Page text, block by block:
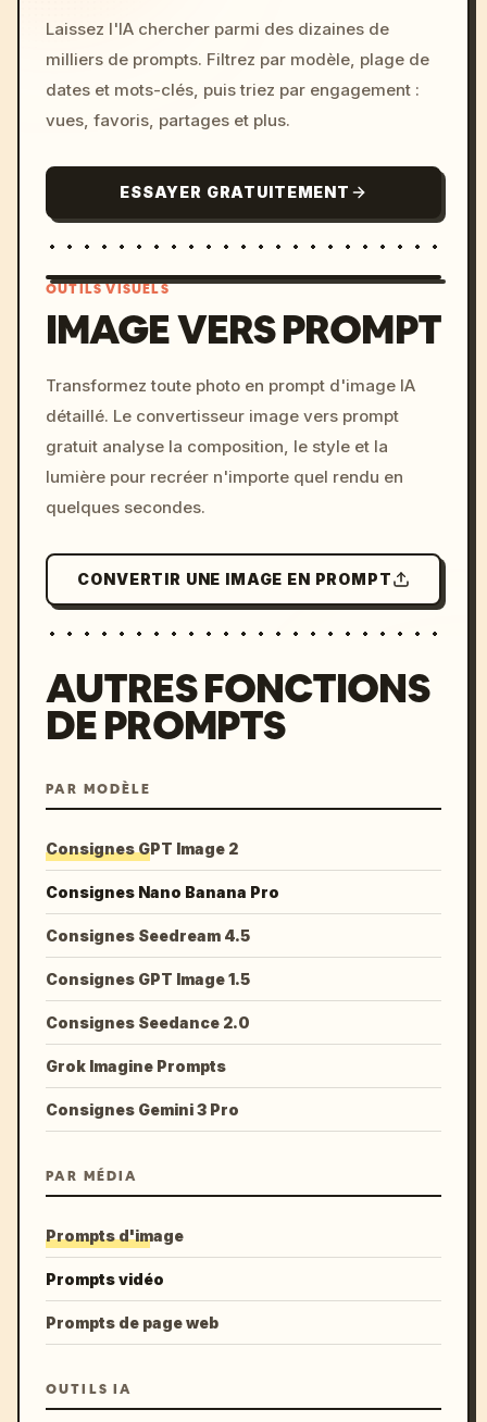
Laissez l'IA chercher parmi des dizaines de
milliers de prompts. Filtrez par modèle, plage de
dates et mots-clés, puis triez par engagement :
vues, favoris, partages et plus.
ESSAYER GRATUITEMENT
c, cyberpunk sunset, neon
colors, 8k --v 6.0
OUTILS VISUELS
IMAGE VERS PROMPT
Transformez toute photo en prompt d'image IA
détaillé. Le convertisseur image vers prompt
gratuit analyse la composition, le style et la
lumière pour recréer n'importe quel rendu en
quelques secondes.
CONVERTIR UNE IMAGE EN PROMPT
AUTRES FONCTIONS
DE PROMPTS
PAR MODÈLE
Consignes GPT Image 2
Consignes Nano Banana Pro
Consignes Seedream 4.5
Consignes GPT Image 1.5
Consignes Seedance 2.0
Grok Imagine Prompts
Consignes Gemini 3 Pro
PAR MÉDIA
Prompts d'image
Prompts vidéo
Prompts de page web
OUTILS IA